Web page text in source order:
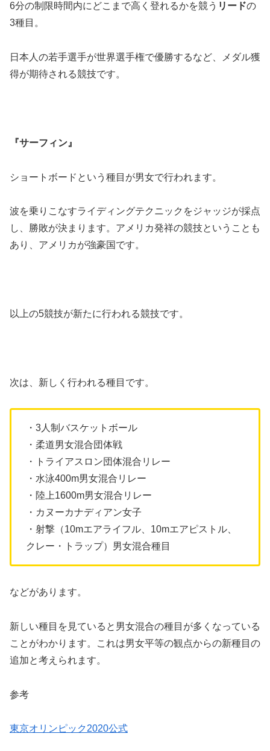
6分の制限時間内にどこまで高く登れるかを競う リードの
3種目。
日本人の若手選手が世界選手権で優勝するなど、メダル獲
得が期待される競技です。
『サーフィン』
ショートボードという種目が男女で行われます。
波を乗りこなすライディングテクニックをジャッジが採点
し、勝敗が決まります。アメリカ発祥の競技ということも
あり、アメリカが強豪国です。
以上の5競技が新たに行われる競技です。
次は、新しく行われる種目です。
・3人制バスケットボール
・柔道男女混合団体戦
・トライアスロン団体混合リレー
・水泳400m男女混合リレー
・陸上1600m男女混合リレー
・カヌーカナディアン女子
・射撃（10mエアライフル、10mエアピストル、
クレー・トラップ）男女混合種目
などがあります。
新しい種目を見ていると男女混合の種目が多くなっている
ことがわかります。これは男女平等の観点からの新種目の
追加と考えられます。
参考
東京オリンピック2020公式